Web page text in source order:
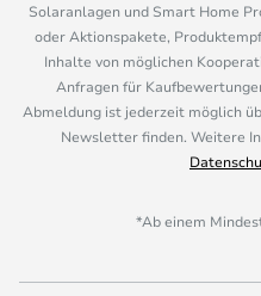
Solaranlagen und Smart Home
oder Aktionspakete,
Inhalte von möglichen
Anfragen für
Abmeldung ist jederzeit möglich
Newsletter finden. Weitere
*Ab einem